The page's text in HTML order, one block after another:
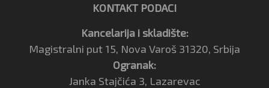
KONTAKT PODACI
Kancelarija i skladište:
Magistralni put 15, Nova Varoš 31320, Srbija
Ogranak:
Janka Stajčića 3, Lazarevac